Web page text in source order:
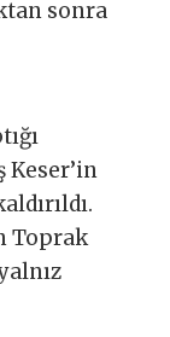
sonra
Keser’in
Toprak